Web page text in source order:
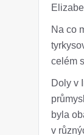
Na co
celém
Doly v
byla
v